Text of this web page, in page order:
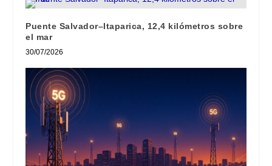
Puente Salvador–Itaparica, 12,4 kilómetros sobre
el mar
30/07/2026